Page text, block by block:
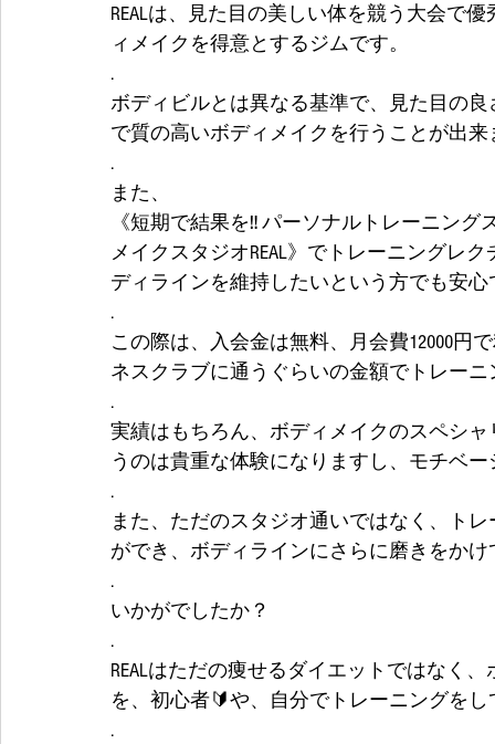
REALは、見た目の美しい体を競う大会で
ィメイクを得意とするジムです。
.
ボディビルとは異なる基準で、見た目の
で質の高いボディメイクを行うことが出来
.
また、
《短期で結果を‼️ パーソナルトレーニン
メイクスタジオREAL》でトレーニングレ
ディラインを維持したいという方でも安心
.
この際は、入会金は無料、月会費12000円
ネスクラブに通うぐらいの金額でトレー
.
実績はもちろん、ボディメイクのスペシ
うのは貴重な体験になりますし、モチベ
.
また、ただのスタジオ通いではなく、ト
ができ、ボディラインにさらに磨きをか
.
いかがでしたか？
.
REALはただの痩せるダイエットではなく
を、初心者🔰や、自分でトレーニングを
.